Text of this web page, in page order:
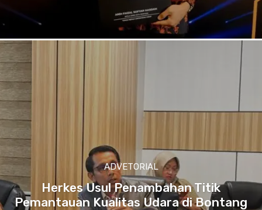
ADVETORIAL
Herkes Usul Penambahan Titik
Pemantauan Kualitas Udara di Bontang